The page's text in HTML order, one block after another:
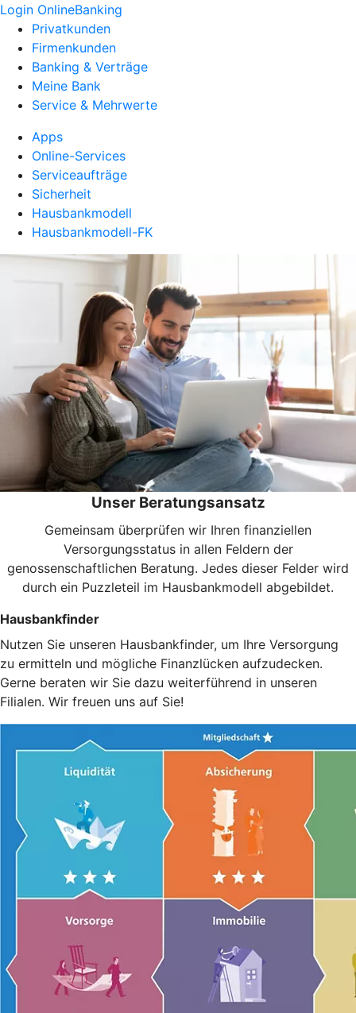
Login OnlineBanking
Privatkunden
Firmenkunden
Banking & Verträge
Meine Bank
Service & Mehrwerte
Apps
Online-Services
Serviceaufträge
Sicherheit
Hausbankmodell
Hausbankmodell-FK
Unser Beratungsansatz
Gemeinsam überprüfen wir Ihren finanziellen
Versorgungsstatus in allen Feldern der
genossenschaftlichen Beratung. Jedes dieser Felder wird
durch ein Puzzleteil im Hausbankmodell abgebildet.
Hausbankfinder
Nutzen Sie unseren Hausbankfinder, um Ihre Versorgung
zu ermitteln und mögliche Finanzlücken aufzudecken.
Gerne beraten wir Sie dazu weiterführend in unseren
Filialen. Wir freuen uns auf Sie!